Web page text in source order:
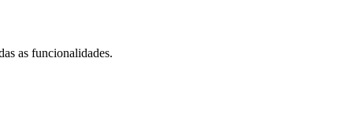
as funcionalidades.